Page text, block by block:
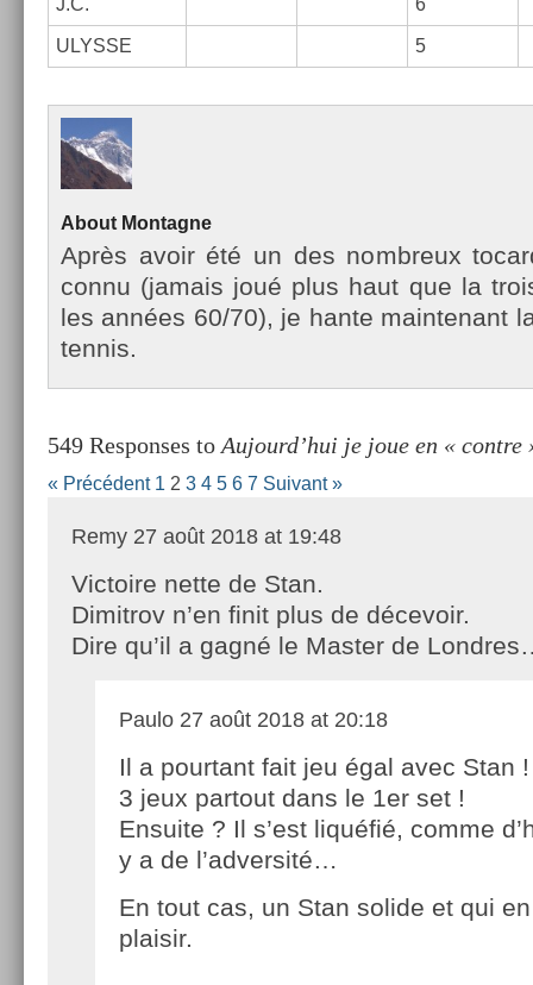
ULYS­SE 5
About Mon­tagne
Après avoir été un des nombreux
connu (jamais joué plus haut que la
les années 60/70), je hante main­tenant
ten­nis.
549 Responses to Aujourd’hui je joue en «
« Précédent 1 2 3 4 5 6 7 Suivant »
Remy 27 août 2018 at 19:48
Victoire nette de Stan.
Dimitrov n’en finit plus de décevoir.
Dire qu’il a gagné le Master de
Paulo 27 août 2018 at 20:18
Il a pourtant fait jeu égal avec Stan !
3 jeux partout dans le 1er set !
Ensuite ? Il s’est liquéfié, comme
y a de l’adversité…
En tout cas, un Stan solide et qui
plaisir.